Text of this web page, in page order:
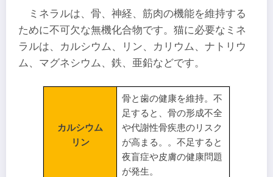
ミネラルは、骨、神経、筋肉の機能を維持する
ために不可欠な無機化合物です。猫に必要なミネ
ラルは、カルシウム、リン、カリウム、ナトリウ
ム、マグネシウム、鉄、亜鉛などです。
カルシウム
リン
骨と歯の健康を維持。不
足すると、骨の形成不全
や代謝性骨疾患のリスク
が高まる。。不足すると
夜盲症や皮膚の健康問題
が発生。